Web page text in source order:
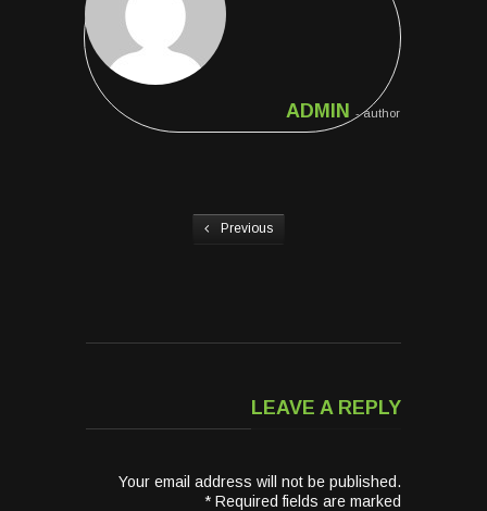
ADMIN - author
Previous
LEAVE A REPLY
Your email address will not be published.
Required fields are marked
*